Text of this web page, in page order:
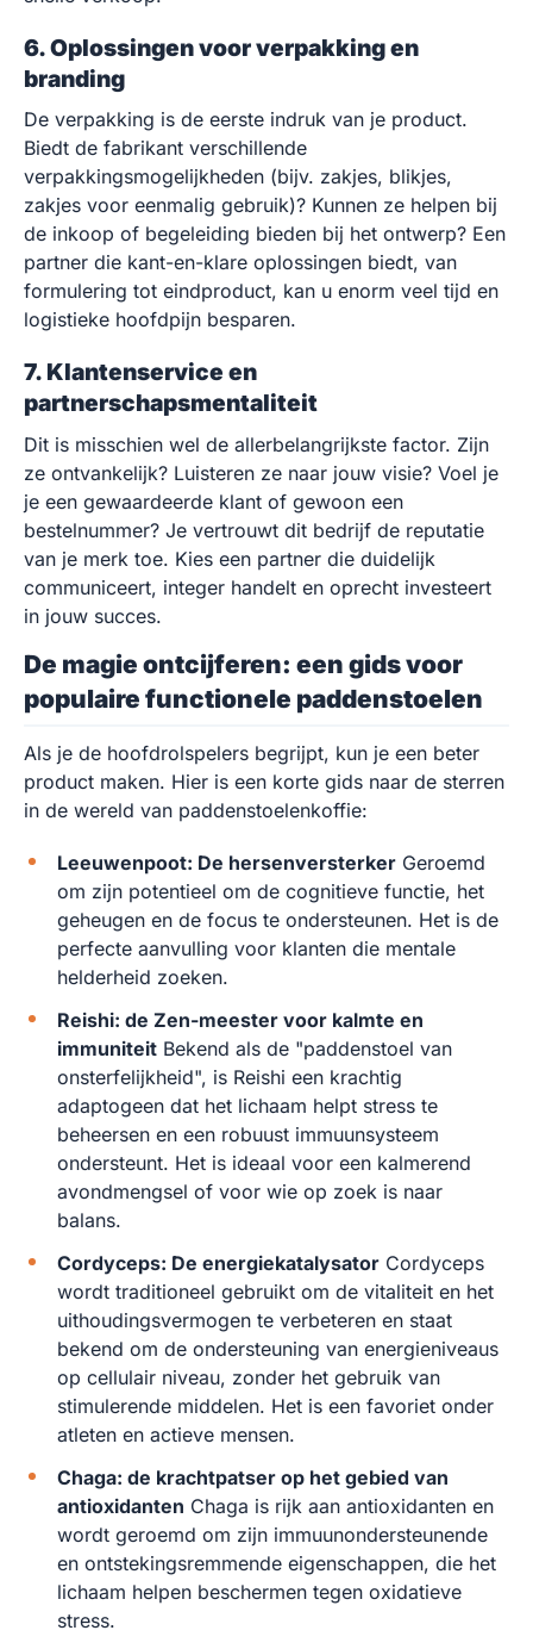
6. Oplossingen voor verpakking en
branding
De verpakking is de eerste indruk van je product.
Biedt de fabrikant verschillende
verpakkingsmogelijkheden (bijv. zakjes, blikjes,
zakjes voor eenmalig gebruik)? Kunnen ze helpen bij
de inkoop of begeleiding bieden bij het ontwerp? Een
partner die kant-en-klare oplossingen biedt, van
formulering tot eindproduct, kan u enorm veel tijd en
logistieke hoofdpijn besparen.
7. Klantenservice en
partnerschapsmentaliteit
Dit is misschien wel de allerbelangrijkste factor. Zijn
ze ontvankelijk? Luisteren ze naar jouw visie? Voel je
je een gewaardeerde klant of gewoon een
bestelnummer? Je vertrouwt dit bedrijf de reputatie
van je merk toe. Kies een partner die duidelijk
communiceert, integer handelt en oprecht investeert
in jouw succes.
De magie ontcijferen: een gids voor
populaire functionele paddenstoelen
Als je de hoofdrolspelers begrijpt, kun je een beter
product maken. Hier is een korte gids naar de sterren
in de wereld van paddenstoelenkoffie:
Leeuwenpoot: De hersenversterker Geroemd
om zijn potentieel om de cognitieve functie, het
geheugen en de focus te ondersteunen. Het is de
perfecte aanvulling voor klanten die mentale
helderheid zoeken.
Reishi: de Zen-meester voor kalmte en
immuniteit Bekend als de "paddenstoel van
onsterfelijkheid", is Reishi een krachtig
adaptogeen dat het lichaam helpt stress te
beheersen en een robuust immuunsysteem
ondersteunt. Het is ideaal voor een kalmerend
avondmengsel of voor wie op zoek is naar
balans.
Cordyceps: De energiekatalysator Cordyceps
wordt traditioneel gebruikt om de vitaliteit en het
uithoudingsvermogen te verbeteren en staat
bekend om de ondersteuning van energieniveaus
op cellulair niveau, zonder het gebruik van
stimulerende middelen. Het is een favoriet onder
atleten en actieve mensen.
Chaga: de krachtpatser op het gebied van
antioxidanten Chaga is rijk aan antioxidanten en
wordt geroemd om zijn immuunondersteunende
en ontstekingsremmende eigenschappen, die het
lichaam helpen beschermen tegen oxidatieve
stress.